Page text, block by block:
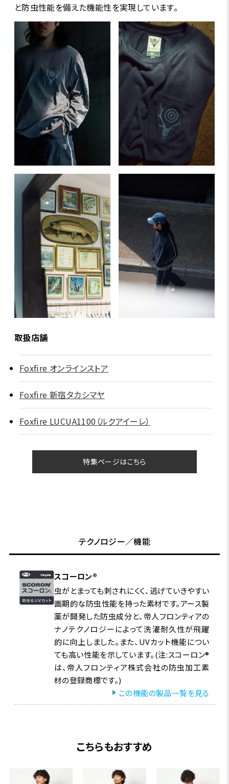
と防虫性能を備えた機能性を実現しています。
取扱店舗
Foxfire オンラインストア
Foxfire 新宿タカシマヤ
Foxfire LUCUA1100（ルクアイーレ）
特集ページはこちら
テクノロジー／機能
スコーロン®
虫がとまっても刺されにくく、逃げていきやすい
画期的な防虫性能を持った素材です。アース製
薬が開発した防虫成分と、帝人フロンティアの
ナノテクノロジーによって洗濯耐久性が飛躍
的に向上しました。また、UVカット機能につい
ても高い性能を示しています。(注:スコーロン®
は、帝人フロンティア株式会社の防虫加工素
材の登録商標です。)
この機能の製品一覧を見る
こちらもおすすめ